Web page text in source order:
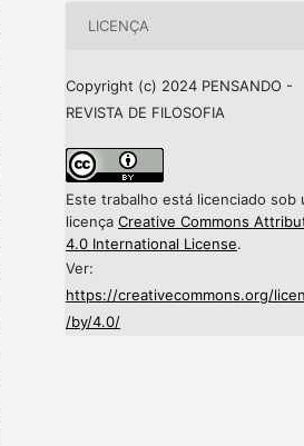
LICENÇA
Copyright (c) 2024 PENSANDO -
REVISTA DE FILOSOFIA
Este trabalho está licenciado sob
licença Creative Commons
4.0 International License.
Ver:
https://creativecommons.org/
/by/4.0/